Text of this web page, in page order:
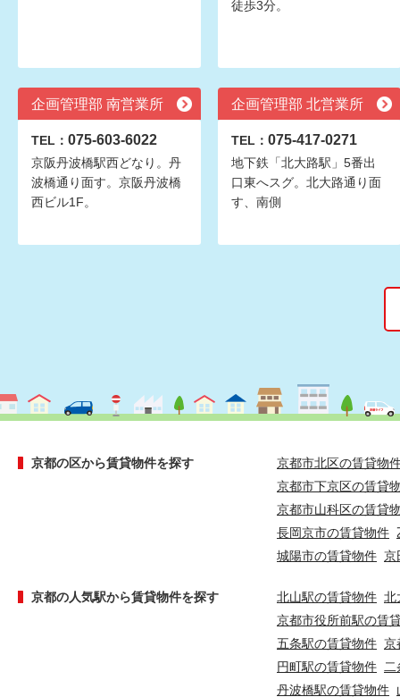
徒歩3分。
企画管理部 南営業所
TEL： 075-603-6022
京阪丹波橋駅西どなり。丹
波橋通り面す。京阪丹波橋
西ビル1F。
企画管理部 北営業所
TEL： 075-417-0271
地下鉄「北大路駅」5番出
口東へスグ。北大路通り面
す、南側
京都の区から賃貸物件を探す
京都市北区の賃貸物
京都市下京区の賃貸
京都市山科区の賃貸
長岡京市の賃貸物件
城陽市の賃貸物件 京
京都の人気駅から賃貸物件を探す 北山駅の賃貸物件 北
京都市役所前駅の賃
五条駅の賃貸物件 京
円町駅の賃貸物件
丹波橋駅の賃貸物件